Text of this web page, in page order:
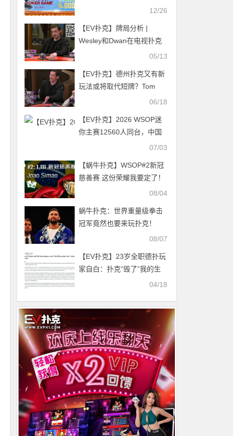
展，欢迎全国各地参赛选手
客！
12/26
【EV扑克】牌局分析 |
Wesley和Dwan在电视扑克
史上最大的牌局中一决雌雄
05/13
【EV扑克】德州扑克又有新
玩法或将取代短牌？Tom
Dwan已经玩嗨，成功抓鸡国
06/18
【EV扑克】2026 WSOP迷
你主赛12560人同台，中国
07/03
【蜗牛扑克】WSOP#2新冠
慈善赛 这份荣耀我要定了！
逆转再逆转 冠亚争锋相对 谁
08/04
蜗牛扑克：世界重量级拳击
冠军竟然也要来玩扑克！
08/07
【EV扑克】23岁全职德扑玩
家自白：扑克“毁了”我的生
04/18